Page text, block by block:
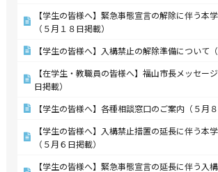
【学生の皆様へ】緊急事態宣言の解除に伴う本
（５月１８日掲載）
【学生の皆様へ】入構禁止の解除準備について
【在学生・教職員の皆様へ】福山市長メッセー
日掲載）
【学生の皆様へ】各種相談窓口のご案内（５月８
【学生の皆様へ】入構禁止措置の延長に伴う本
（５月６日掲載）
【学生の皆様へ】緊急事態宣言の延長に伴う入